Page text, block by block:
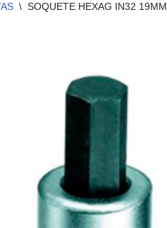
\ SOQUETE HEXAG IN32 19MM